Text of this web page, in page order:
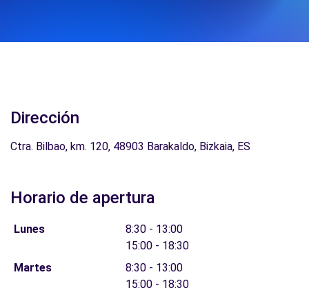
Dirección
Ctra. Bilbao, km. 120, 48903 Barakaldo, Bizkaia, ES
Horario de apertura
Lunes
8:30 - 13:00
15:00 - 18:30
Martes
8:30 - 13:00
15:00 - 18:30